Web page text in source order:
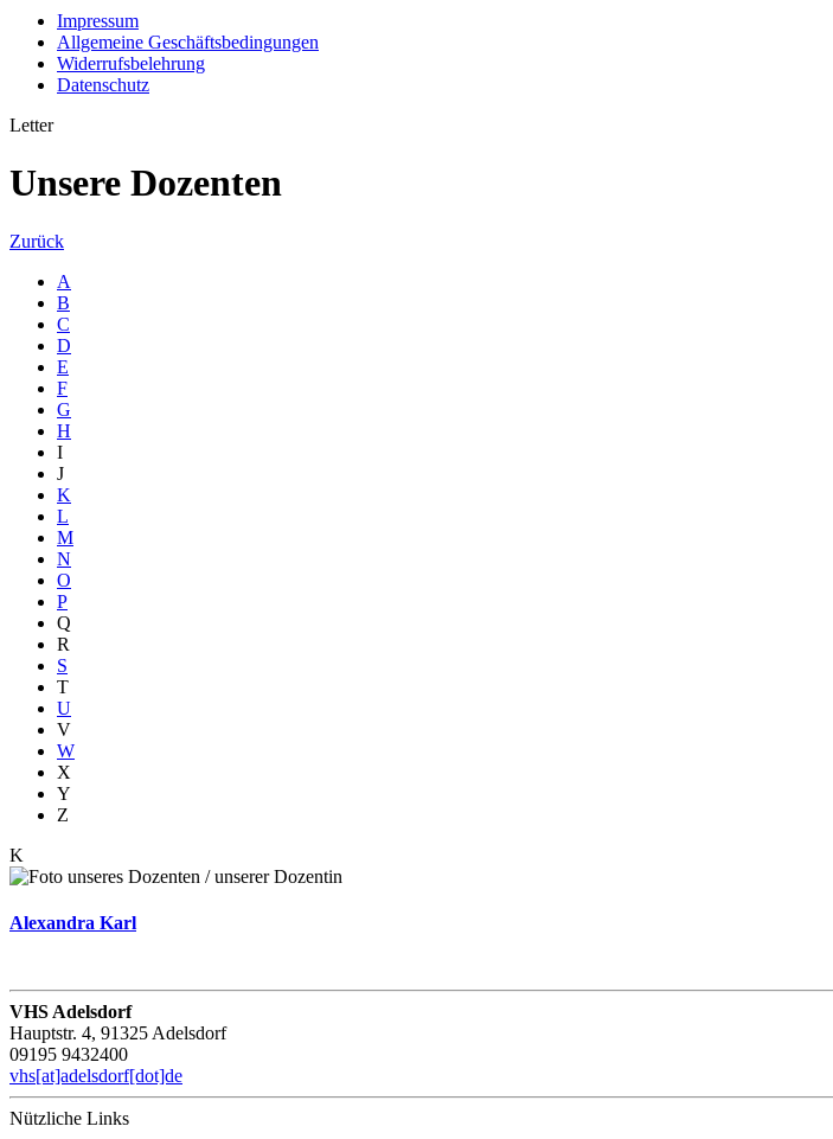
Impressum
Allgemeine Geschäftsbedingungen
Widerrufsbelehrung
Datenschutz
Letter
Unsere Dozenten
Zurück
A
B
C
D
E
F
G
H
I
J
K
L
M
N
O
P
Q
R
S
T
U
V
W
X
Y
Z
K
Alexandra Karl
VHS Adelsdorf
Hauptstr. 4, 91325 Adelsdorf
09195 9432400
vhs[at]adelsdorf[dot]de
Nützliche Links